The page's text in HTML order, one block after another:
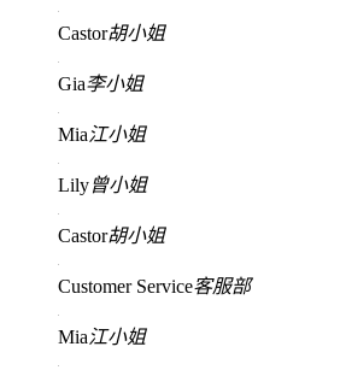
Castor胡小姐
Gia李小姐
Mia江小姐
Lily曾小姐
Castor胡小姐
Customer Service客服部
Mia江小姐